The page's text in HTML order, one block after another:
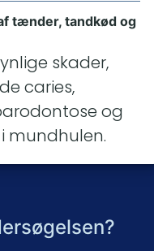
tænder, tandkød og
skader,
caries,
og
mundhulen.